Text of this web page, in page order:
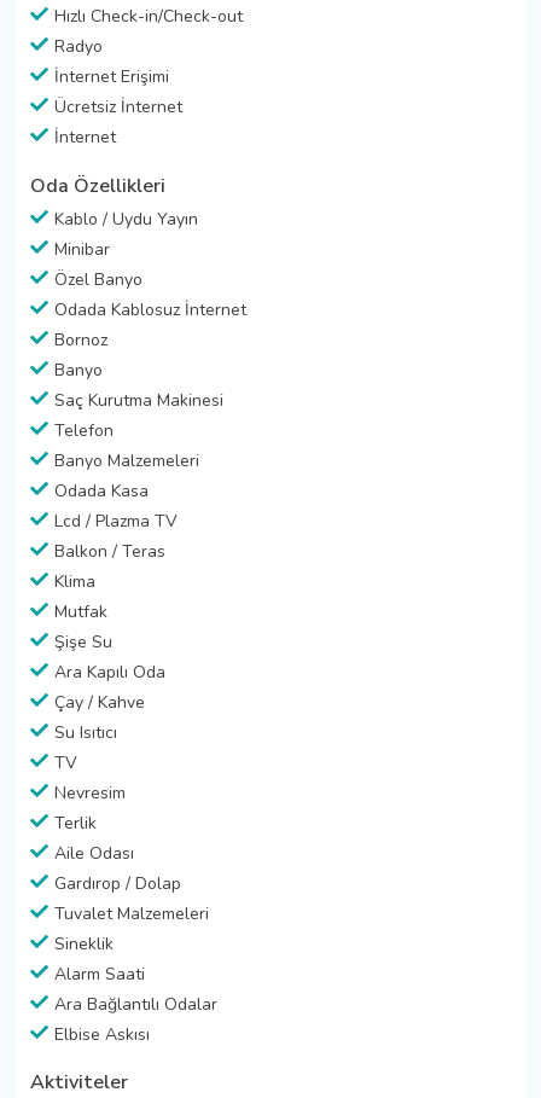
Hızlı Check-in/Check-out
Radyo
İnternet Erişimi
Ücretsiz İnternet
İnternet
Oda Özellikleri
Kablo / Uydu Yayın
Minibar
Özel Banyo
Odada Kablosuz İnternet
Bornoz
Banyo
Saç Kurutma Makinesi
Telefon
Banyo Malzemeleri
Odada Kasa
Lcd / Plazma TV
Balkon / Teras
Klima
Mutfak
Şişe Su
Ara Kapılı Oda
Çay / Kahve
Su Isıtıcı
TV
Nevresim
Terlik
Aile Odası
Gardırop / Dolap
Tuvalet Malzemeleri
Sineklik
Alarm Saati
Ara Bağlantılı Odalar
Elbise Askısı
Aktiviteler